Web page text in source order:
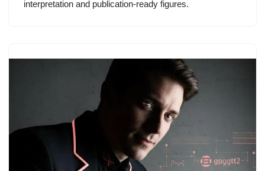
interpretation and publication-ready figures.